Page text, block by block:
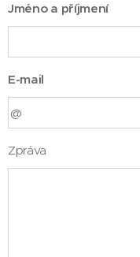
Jméno a příjmení
E-mail
Zpráva